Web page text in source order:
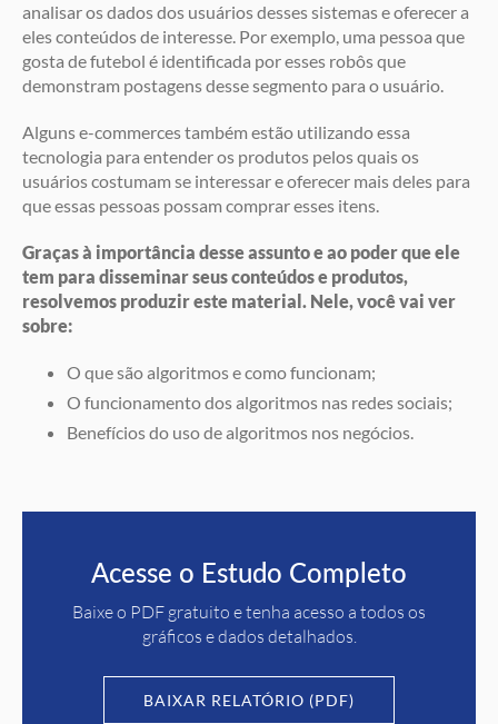
analisar os dados dos usuários desses sistemas e oferecer a
eles conteúdos de interesse. Por exemplo, uma pessoa que
gosta de futebol é identificada por esses robôs que
demonstram postagens desse segmento para o usuário.
Alguns e-commerces também estão utilizando essa
tecnologia para entender os produtos pelos quais os
usuários costumam se interessar e oferecer mais deles para
que essas pessoas possam comprar esses itens.
Graças à importância desse assunto e ao poder que ele
tem para disseminar seus conteúdos e produtos,
resolvemos produzir este material. Nele, você vai ver
sobre:
O que são algoritmos e como funcionam;
O funcionamento dos algoritmos nas redes sociais;
Benefícios do uso de algoritmos nos negócios.
Acesse o Estudo Completo
Baixe o PDF gratuito e tenha acesso a todos os
gráficos e dados detalhados.
BAIXAR RELATÓRIO (PDF)